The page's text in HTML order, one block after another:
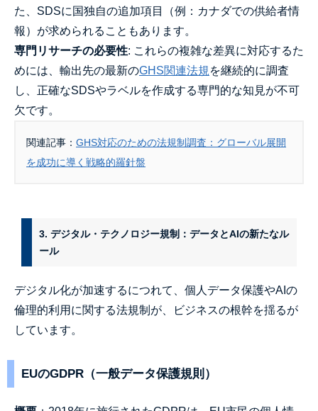
た、SDSに国独自の追加項目（例：カナダでの供給者情
報）が求められることもあります。
専門リサーチの必要性: これらの複雑な差異に対応するた
めには、輸出先の最新のGHS関連法規 を継続的に調査
し、正確なSDSやラベルを作成する専門的な知見が不可
欠です。
関連記事： GHS対応のための法規制調査：グローバル展開
を成功に導く戦略的羅針盤
3. デジタル・テクノロジー規制：データとAIの新たなル
ール
デジタル化が加速するにつれて、個人データ保護やAIの
倫理的利用に関する法規制が、ビジネスの根幹を揺るが
しています。
EUのGDPR（一般データ保護規則）